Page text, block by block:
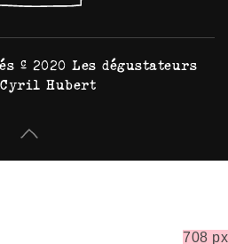
708 px
© 2020 Les dégustateurs
Hubert